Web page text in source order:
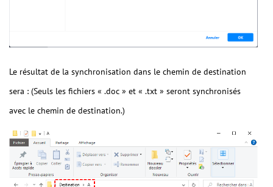
Le résultat de la synchronisation dans le chemin de destination
sera : (Seuls les fichiers « .doc » et « .txt » seront synchronisés
avec le chemin de destination.)